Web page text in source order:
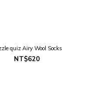
quiz Airy Wool Socks
NT$620